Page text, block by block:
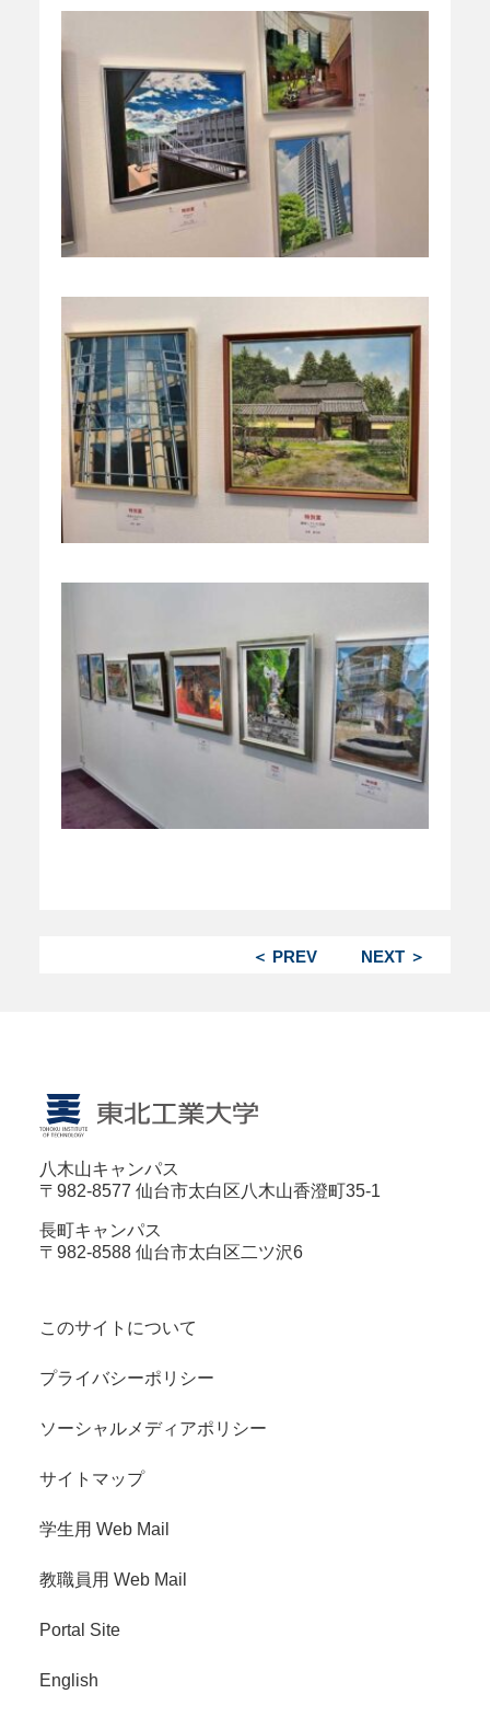
NEXT ＞
＜ PREV
八木山キャンパス
〒982-8577 仙台市太白区八木山香澄町35-1
長町キャンパス
〒982-8588 仙台市太白区二ツ沢6
このサイトについて
プライバシーポリシー
ソーシャルメディアポリシー
サイトマップ
学生用 Web Mail
教職員用 Web Mail
Portal Site
English